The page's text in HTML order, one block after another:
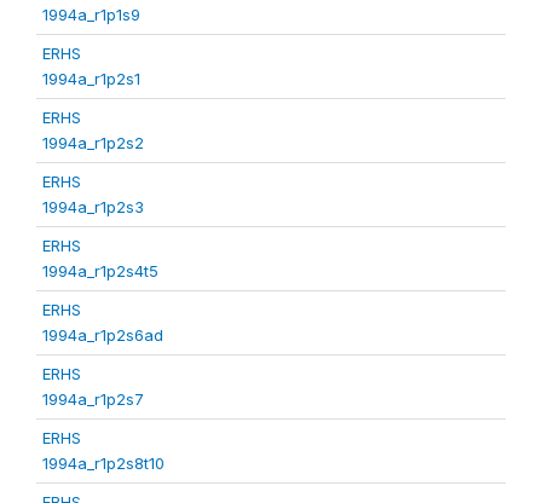
1994a_r1p1s9
ERHS
1994a_r1p2s1
ERHS
1994a_r1p2s2
ERHS
1994a_r1p2s3
ERHS
1994a_r1p2s4t5
ERHS
1994a_r1p2s6ad
ERHS
1994a_r1p2s7
ERHS
1994a_r1p2s8t10